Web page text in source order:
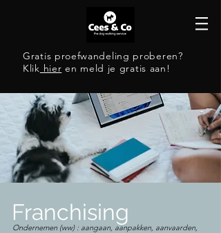
Gratis proefwandeling proberen?
Klik hier en meld je gratis aan!
Franchising
Ondernemen (ww) : aangaan, aanpakken, aanvaarden,